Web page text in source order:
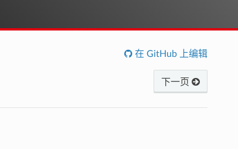
在 GitHub 上编辑
下一页